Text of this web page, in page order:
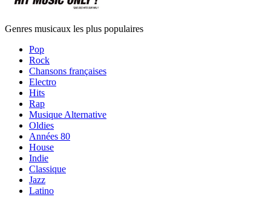
Genres musicaux les plus populaires
Pop
Rock
Chansons françaises
Electro
Hits
Rap
Musique Alternative
Oldies
Années 80
House
Indie
Classique
Jazz
Latino